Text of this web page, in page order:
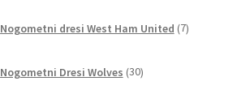
Nogometni dresi West Ham United 7izdelkov
Nogometni Dresi Wolves 30izdelkov